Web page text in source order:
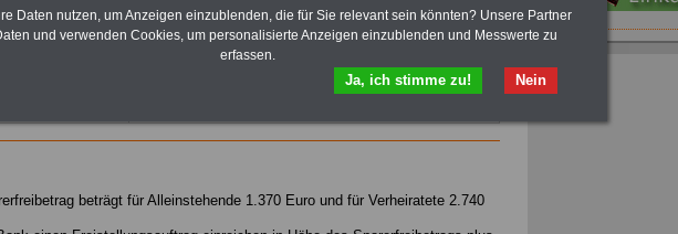
BeamtenversorgungsrechtundBeihilferecht. Ebenfalls
auf dem Stick:5 eBooks: Nebentätigkeitsrecht für
Arbeitnehmer und Beamte, Tarifrecht (TVöD, TV-L),
Berufseinstieg im öffentlichen Dienst, Rund ums Geld im
öffentlichen Sektor sowie Frauen im öffentlichen Dienst
beträgt für Alleinstehende 1.370 Euro und für Verheiratete 2.740
Daten nutzen, um Anzeigen einzublenden, die für Sie relevant sein könnten? Unsere Partner
und verwenden Cookies, um personalisierte Anzeigen einzublenden und Messwerte zu
erfassen.
Nein
Ja, ich stimme zu!